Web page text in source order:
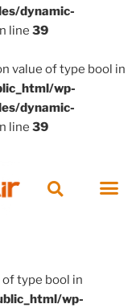
dynamic-
line 39
value of type bool in
wp-
dynamic-
line 39
type bool in
wp-